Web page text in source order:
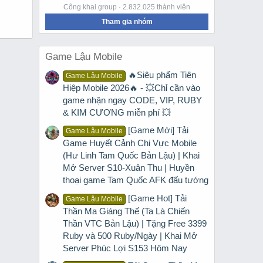
Công khai group · 2.832.025 thành viên
Tham gia nhóm
Game Lậu Mobile
Game Lậu Mobile
🔥Siêu phẩm Tiên
Hiệp Mobile 2026🔥 - 💥Chỉ cần vào
game nhận ngay CODE, VIP, RUBY
& KIM CƯƠNG miễn phí 💥
Game Lậu Mobile
[Game Mới] Tải
Game Huyết Cảnh Chi Vực Mobile
(Hư Linh Tam Quốc Bản Lậu) | Khai
Mở Server S10-Xuân Thu | Huyền
thoại game Tam Quốc AFK đấu tướng
Game Lậu Mobile
[Game Hot] Tải
Thần Ma Giáng Thế (Ta Là Chiến
Thần VTC Bản Lậu) | Tặng Free 3399
Ruby và 500 Ruby/Ngày | Khai Mở
Server Phúc Lợi S153 Hôm Nay